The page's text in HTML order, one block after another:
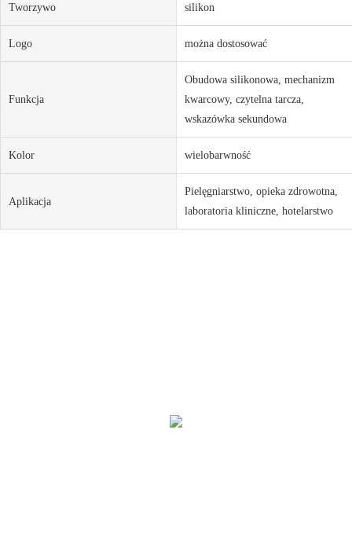
Tworzywo silikon
Logo można dostosować
Funkcja
Obudowa silikonowa, mechanizm
kwarcowy, czytelna tarcza,
wskazówka sekundowa
Kolor wielobarwność
Aplikacja
Pielęgniarstwo, opieka zdrowotna,
laboratoria kliniczne, hotelarstwo